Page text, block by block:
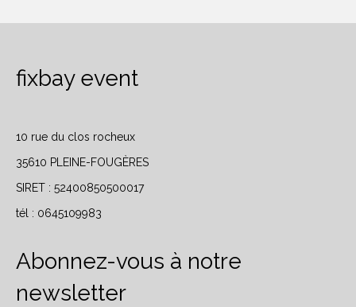
fixbay event
10 rue du clos rocheux
35610 PLEINE-FOUGÈRES
SIRET : 52400850500017
tél : 0645109983
Abonnez-vous à notre
newsletter